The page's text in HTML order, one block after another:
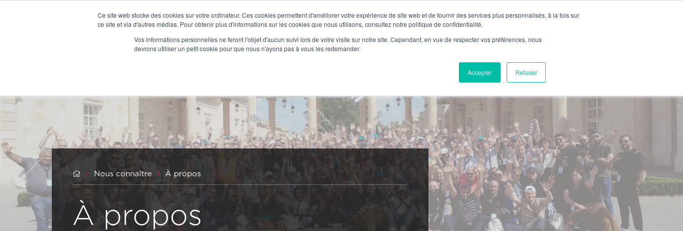
Ce site web stocke des cookies sur votre ordinateur. Ces cookies permettent d'améliorer votre expérience de site web et de fournir des services plus personnalisés, à la fois sur
ce site et via d'autres médias. Pour obtenir plus d'informations sur les cookies que nous utilisons, consultez notre politique de confidentialité.
Vos informations personnelles ne feront l'objet d'aucun suivi lors de votre visite sur notre site. Cependant, en vue de respecter vos préférences, nous
devrons utiliser un petit cookie pour que nous n'ayons pas à vous les redemander.
Accepter Refuser
Nous connaître Nous rejoindre Actualités  Contact
Notre Expertise
  Nous connaître  À propos
À propos